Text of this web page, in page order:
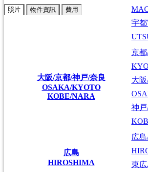
宇
大阪/京都/神戸/奈良
OSAKA/KYOTO
KOBE/NARA
京
大
神
広島
HIROSHIMA
広
東
照片 物件資訊 費用